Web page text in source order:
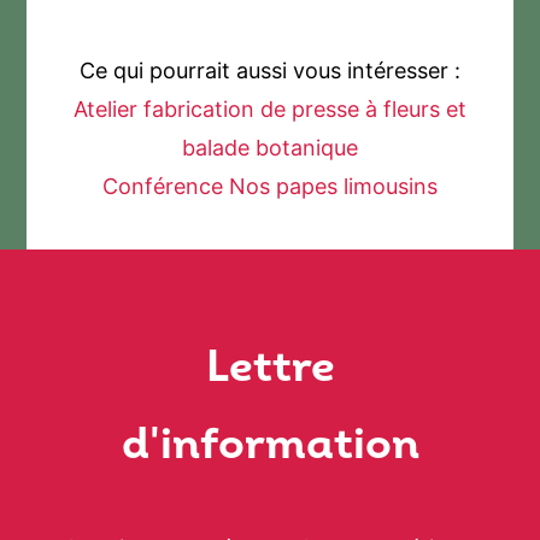
Ce qui pourrait aussi vous intéresser :
Atelier fabrication de presse à fleurs et
balade botanique
Conférence Nos papes limousins
Lettre
d'information